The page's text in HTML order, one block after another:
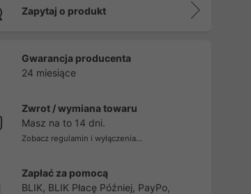
Zapytaj o produkt
Gwarancja producenta
24 miesiące
Zwrot / wymiana towaru
Masz na to 14 dni.
Zobacz regulamin i wyłączenia...
Zapłać za pomocą
BLIK, BLIK Płacę Później, PayPo,